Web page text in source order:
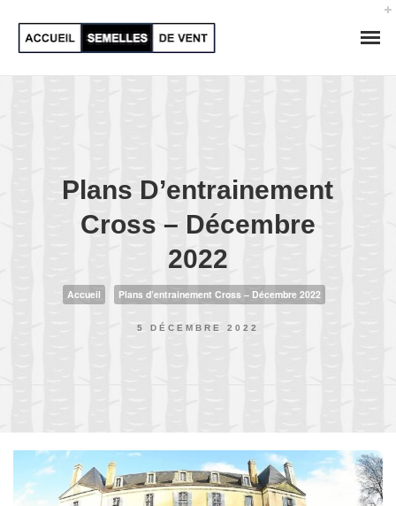
Plans D’entrainement
Cross – Décembre
2022
Accueil Plans d’entrainement Cross – Décembre 2022
5 DÉCEMBRE 2022